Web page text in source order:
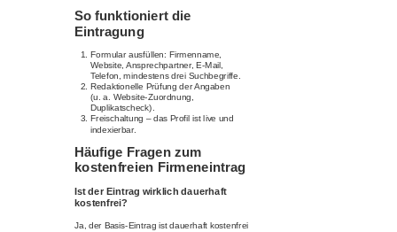
So funktioniert die
Eintragung
Formular ausfüllen: Firmenname,
Website, Ansprechpartner, E-Mail,
Telefon, mindestens drei Suchbegriffe.
Redaktionelle Prüfung der Angaben
(u. a. Website-Zuordnung,
Duplikatscheck).
Freischaltung – das Profil ist live und
indexierbar.
Häufige Fragen zum
kostenfreien Firmeneintrag
Ist der Eintrag wirklich dauerhaft
kostenfrei?
Ja, der Basis-Eintrag ist dauerhaft kostenfrei